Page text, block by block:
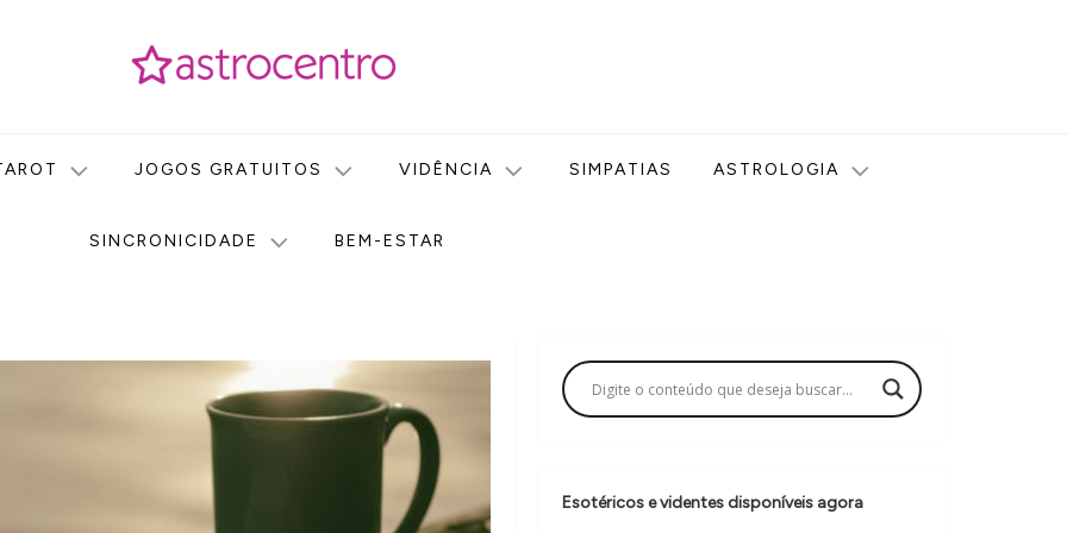
JOGOS GRATUITOS VIDÊNCIA SIMPATIAS ASTROLOGIA
SINCRONICIDADE BEM-ESTAR
Esotéricos e videntes disponíveis agora